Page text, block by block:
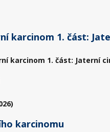
karcinom 1. část:
karcinom 1. část: Jaterní
karcinomu